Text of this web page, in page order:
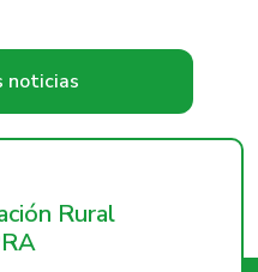
noticias
Rural